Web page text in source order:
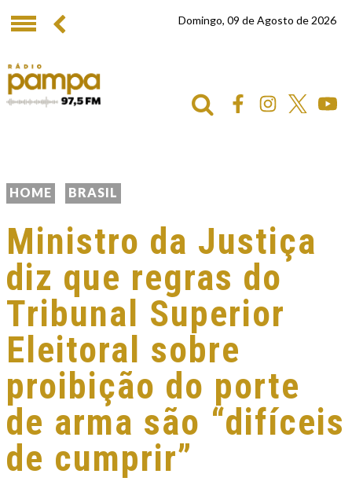
Domingo, 09 de Agosto de 2026
HOME BRASIL
Ministro da Justiça
diz que regras do
Tribunal Superior
Eleitoral sobre
proibição do porte
de arma são “difíceis
de cumprir”